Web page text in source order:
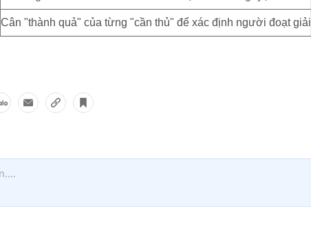
Cân "thành quả" của từng "cần thủ" để xác định người đoạt giải